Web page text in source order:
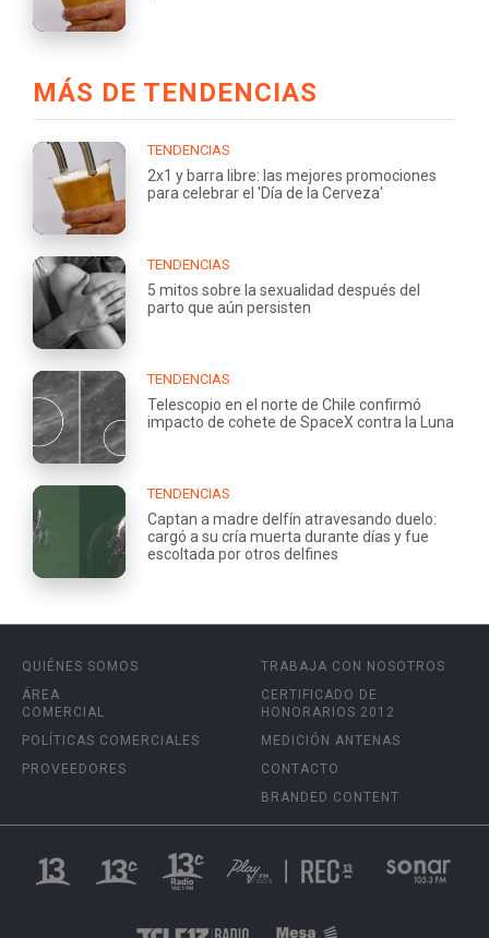
MÁS DE TENDENCIAS
TENDENCIAS
2x1 y barra libre: las mejores promociones
para celebrar el 'Día de la Cerveza'
TENDENCIAS
5 mitos sobre la sexualidad después del
parto que aún persisten
TENDENCIAS
Telescopio en el norte de Chile confirmó
impacto de cohete de SpaceX contra la Luna
TENDENCIAS
Captan a madre delfín atravesando duelo:
cargó a su cría muerta durante días y fue
escoltada por otros delfines
QUIÉNES SOMOS
ÁREA
COMERCIAL
POLÍTICAS COMERCIALES
PROVEEDORES
TRABAJA CON NOSOTROS
CERTIFICADO DE
HONORARIOS 2012
MEDICIÓN ANTENAS
CONTACTO
BRANDED CONTENT